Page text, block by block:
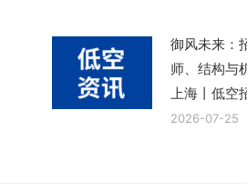
御风未来：
师、结构与
上海丨低空
2026-07-25